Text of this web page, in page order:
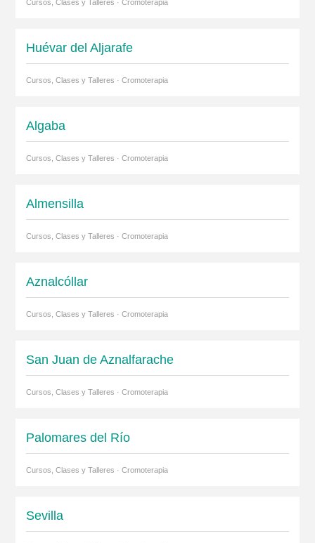
Cursos, Clases y Talleres · Cromoterapia
Huévar del Aljarafe
Cursos, Clases y Talleres · Cromoterapia
Algaba
Cursos, Clases y Talleres · Cromoterapia
Almensilla
Cursos, Clases y Talleres · Cromoterapia
Aznalcóllar
Cursos, Clases y Talleres · Cromoterapia
San Juan de Aznalfarache
Cursos, Clases y Talleres · Cromoterapia
Palomares del Río
Cursos, Clases y Talleres · Cromoterapia
Sevilla